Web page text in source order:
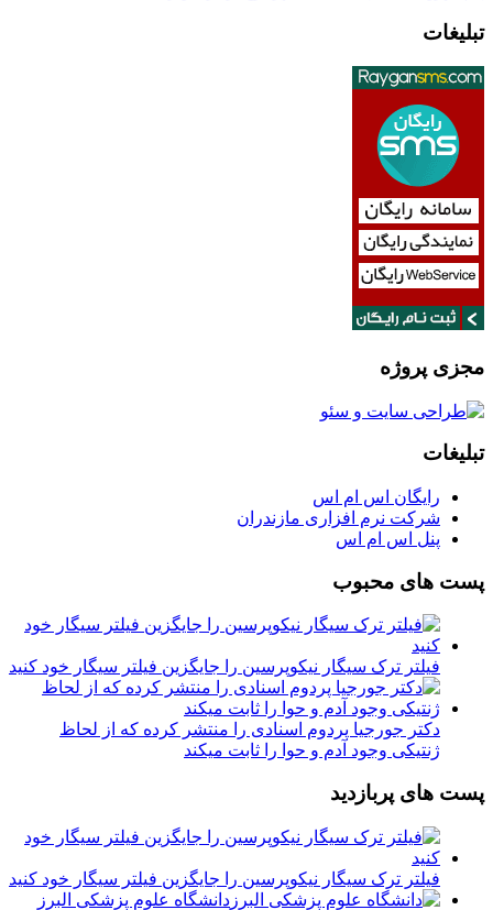
تبلیغات
مجزی پروژه
تبلیغات
رایگان اس ام اس
شرکت نرم افزاری مازندران
پنل اس ام اس
پست های محبوب
فیلتر ترک سیگار نیکوپرسین را جایگزین فیلتر سیگار خود کنید
دکتر جورجیا پردوم اسنادی را منتشر کرده که از لحاظ
ژنتیکی وجود آدم و حوا را ثابت میکند
پست های پربازدید
فیلتر ترک سیگار نیکوپرسین را جایگزین فیلتر سیگار خود کنید
دانشگاه علوم پزشکی البرز